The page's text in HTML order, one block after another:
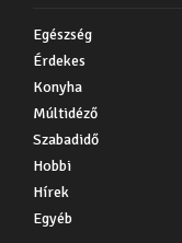
Egészség
Érdekes
Konyha
Múltidéző
Szabadidő
Hobbi
Hírek
Egyéb